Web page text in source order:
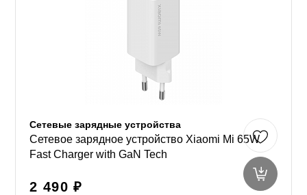
Сетевые зарядные устройства
Сетевое зарядное устройство Xiaomi Mi 65W
Fast Charger with GaN Tech
2 490 ₽